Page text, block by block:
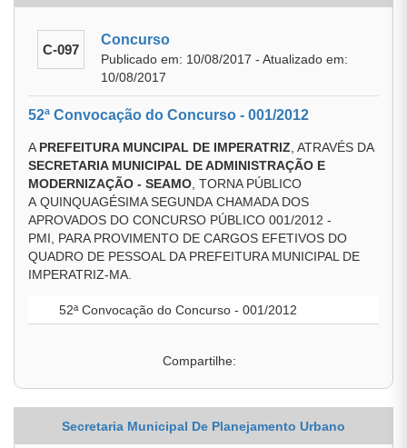
C-097
Concurso
Publicado em: 10/08/2017 - Atualizado em:
10/08/2017
52ª Convocação do Concurso - 001/2012
A PREFEITURA MUNCIPAL DE IMPERATRIZ , ATRAVÉS DA
SECRETARIA MUNICIPAL DE ADMINISTRAÇÃO E
MODERNIZAÇÃO - SEAMO , TORNA PÚBLICO
A QUINQUAGÉSIMA SEGUNDA CHAMADA DOS
APROVADOS DO CONCURSO PÚBLICO 001/2012 -
PMI, PARA PROVIMENTO DE CARGOS EFETIVOS DO
QUADRO DE PESSOAL DA PREFEITURA MUNICIPAL DE
IMPERATRIZ-MA.
52ª Convocação do Concurso - 001/2012
Compartilhe:
Secretaria Municipal De Planejamento Urbano